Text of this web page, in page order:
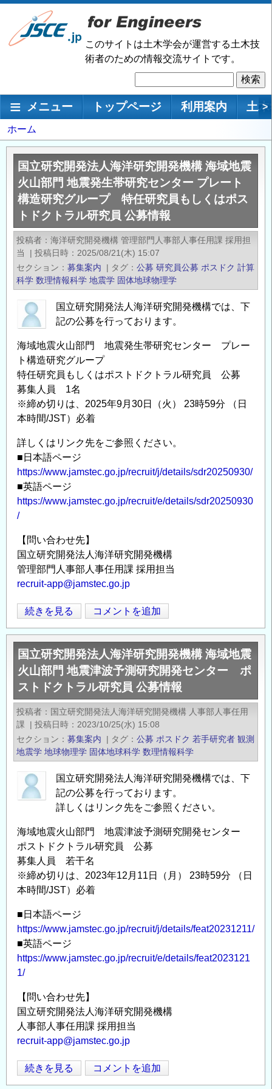
メ
ン
移
このサイトは土木学会が運営する土木技
術者のための情報交流サイトです。
索
メインナビゲーション
メニュー トップページ 利用案内 土 >
パ
ン
く
ホーム
国立研究開発法人海洋研究開発機構 海域地震
火山部門 地震発生帯研究センター プレート
構造研究グループ 特任研究員もしくはポス
トドクトラル研究員 公募情報
投稿者
海洋研究開発機構 管理部門人事部人事任用課 採用担
当
| 投稿日時
2025/08/21(木) 15:07
セクション
募集案内 | タグ 公募 研究員公募 ポスドク 計算
科学 数理情報科学 地震学 固体地球物理学
国立研究開発法人海洋研究開発機構では、下
記の公募を行っております。
海域地震火山部門 地震発生帯研究センター プレー
ト構造研究グループ
特任研究員もしくはポストドクトラル研究員 公募
募集人員 1名
※締め切りは、2025年9月30日（火） 23時59分 （日
本時間/JST）必着
詳しくはリンク先をご参照ください。
■日本語ページ
https://www.jamstec.go.jp/recruit/j/details/sdr20250930/
■英語ページ
https://www.jamstec.go.jp/recruit/e/details/sdr20250930
/
【問い合わせ先】
国立研究開発法人海洋研究開発機構
管理部門人事部人事任用課 採用担当
recruit-app@jamstec.go.jp
国
立
研
究
開
発
法
人
海
洋
研
究
開
構
海
域
地
火
山
部
門
震
発
生
帯
究
続きを見る コメントを追加
国立研究開発法人海洋研究開発機構 海域地震
火山部門 地震津波予測研究開発センター ポ
ストドクトラル研究員 公募情報
投稿者
国立研究開発法人海洋研究開発機構 人事部人事任用
課
| 投稿日時
2023/10/25(水) 15:08
セクション
募集案内 | タグ 公募 ポスドク 若手研究者 観測
地震学 地球物理学 固体地球科学 数理情報科学
国立研究開発法人海洋研究開発機構では、下
記の公募を行っております。
詳しくはリンク先をご参照ください。
海域地震火山部門 地震津波予測研究開発センター
ポストドクトラル研究員 公募
募集人員 若干名
※締め切りは、2023年12月11日（月） 23時59分 （日
本時間/JST）必着
■日本語ページ
https://www.jamstec.go.jp/recruit/j/details/feat20231211/
■英語ページ
https://www.jamstec.go.jp/recruit/e/details/feat2023121
1/
【問い合わせ先】
国立研究開発法人海洋研究開発機構
人事部人事任用課 採用担当
recruit-app@jamstec.go.jp
国
立
続きを見る コメントを追加